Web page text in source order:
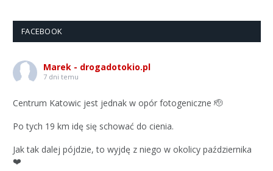
FACEBOOK
Marek - drogadotokio.pl
7 dni temu
Centrum Katowic jest jednak w opór fotogeniczne 🫡
Po tych 19 km idę się schować do cienia.
Jak tak dalej pójdzie, to wyjdę z niego w okolicy października
❤️